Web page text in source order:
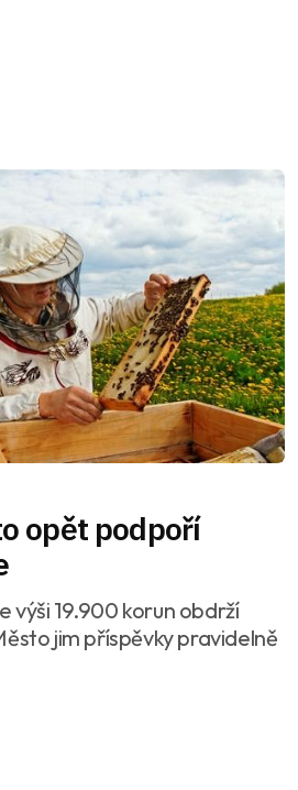
opět podpoří
výši 19.900 korun obdrží
jim příspěvky pravidelně